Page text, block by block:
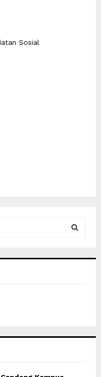
Sosial